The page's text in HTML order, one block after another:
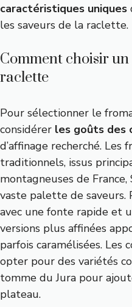
caractéristiques uniques
les saveurs de la raclette.
Comment choisir
raclette
Pour sélectionner le
considérer les goûts des
d’affinage recherché. Les
traditionnels, issus
montagneuses de
vaste palette de saveurs.
avec une fonte rapide et
versions plus affinées
parfois caramélisées. Les
opter pour des variétés
tomme du Jura pour
plateau.